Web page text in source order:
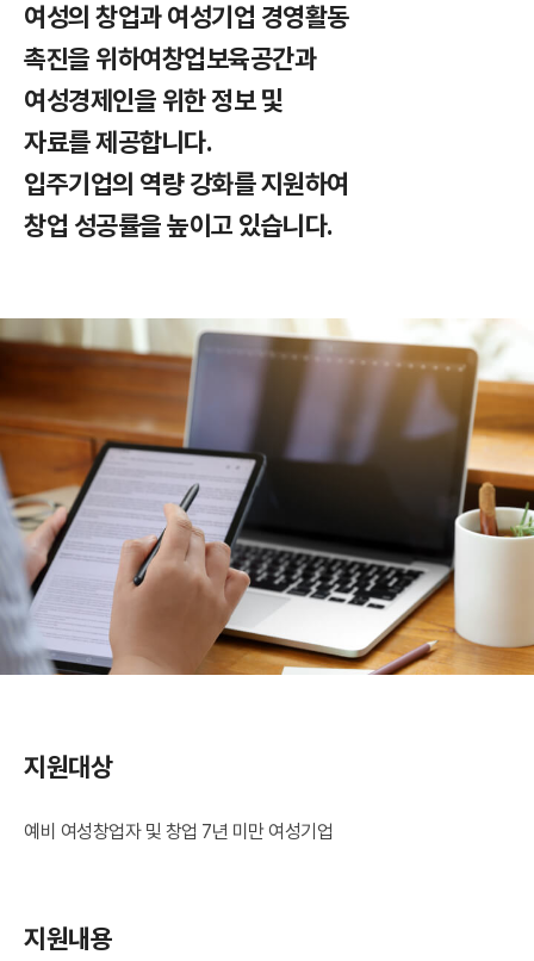
여성의 창업과 여성기업 경영활동
촉진을 위하여창업보육공간과
여성경제인을 위한 정보 및
자료를 제공합니다.
입주기업의 역량 강화를 지원하여
창업 성공률을 높이고 있습니다.
지원대상
예비 여성창업자 및 창업 7년 미만 여성기업
지원내용